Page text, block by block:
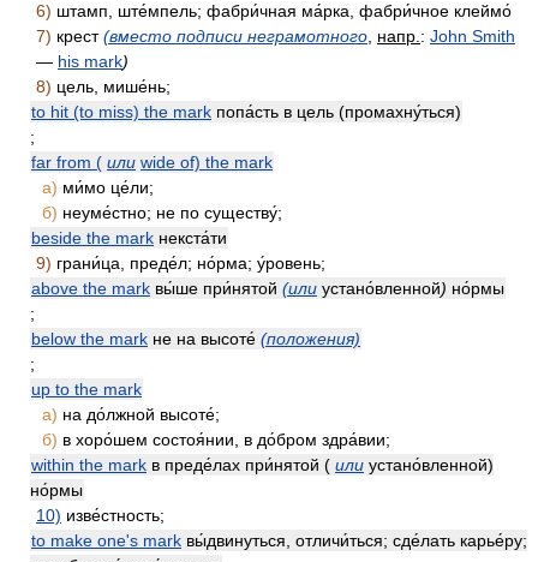
6) штамп, ште́мпель; фабри́чная ма́рка, фабри́чное клеймо́
7) крест(вместо подписи неграмотного напр. : John Smith
— his mark)
8) цель, мише́нь;
to hit (to miss) the mark попа́сть в цель (промахну́ться)
;
far from ( или wide of) the mark
а) ми́мо це́ли;
б) неуме́стно; не по существу́;
beside the mark некста́ти
9) грани́ца, преде́л; но́рма; у́ровень;
above the mark вы́ше при́нятой (или устано́вленной) но́рмы
;
below the mark не на высоте́ (положения)
;
up to the mark
а) на до́лжной высоте́;
б) в хоро́шем состоя́нии, в до́бром здра́вии;
within the mark в преде́лах при́нятой ( или устано́вленной)
но́рмы
10) изве́стность;
to make one's mark вы́двинуться, отличи́ться; сде́лать карье́ру;